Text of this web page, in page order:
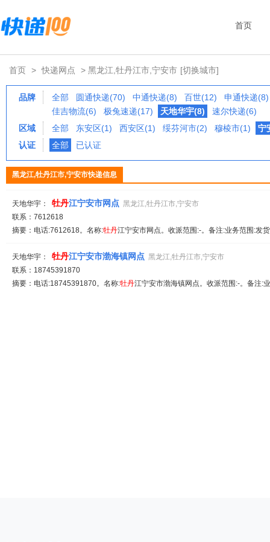
首页
首页 > 快递网点 > 黑龙江,牡丹江市,宁安市 [切换城市]
品牌 全部 圆通快递(70) 中通快递(8) 百世(12)
申通快递(8)
佳吉物流(6)
极兔速递(17) 天地华宇(8)
速尔快递(6)
区域
全部 东安区(1) 西安区(1) 绥芬河市(2) 穆棱市(1)
宁
认证
全部 已认证
黑龙江,牡丹江市,宁安市快递信息
天地华宇： 牡丹江宁安市网点 黑龙江,牡丹江市,宁安市
联系：7612618
摘要：电话:7612618。名称:牡丹江宁安市网点。收派范围:-。备注:业务范围:发
天地华宇： 牡丹江宁安市渤海镇网点 黑龙江,牡丹江市,宁安市
联系：18745391870
摘要：电话:18745391870。名称:牡丹江宁安市渤海镇网点。收派范围:-。备注: